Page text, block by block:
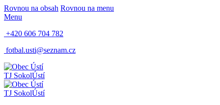
Rovnou na obsah Rovnou na menu
Menu
+420 606 704 782
fotbal.usti@seznam.cz
TJ SokolÚstí
TJ SokolÚstí